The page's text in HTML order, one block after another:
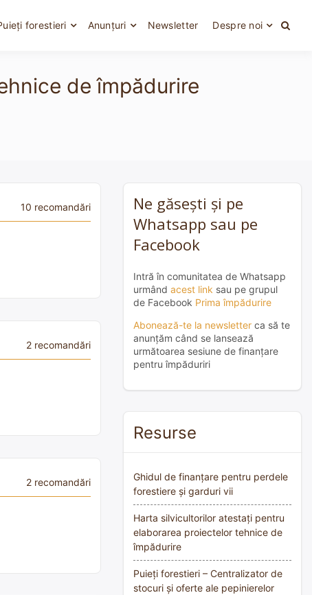
forestieri Anunțuri Newsletter Despre noi
de împădurire
10 recomandări
2 recomandări
2 recomandări
Ne găsești și pe
Whatsapp sau pe
Facebook
Intră în comunitatea de Whatsapp
urmând acest link sau pe grupul
de Facebook Prima împădurire
Abonează-te la newsletter ca să te
anunțăm când se lansează
următoarea sesiune de finanțare
pentru împăduriri
Resurse
Ghidul de finanțare pentru perdele
forestiere și garduri vii
Harta silvicultorilor atestați pentru
elaborarea proiectelor tehnice de
împădurire
Puieți forestieri – Centralizator de
stocuri și oferte ale pepinierelor